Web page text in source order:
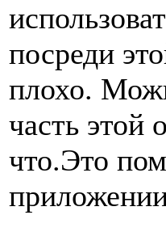
посреди
плохо.
часть этой
что.Это